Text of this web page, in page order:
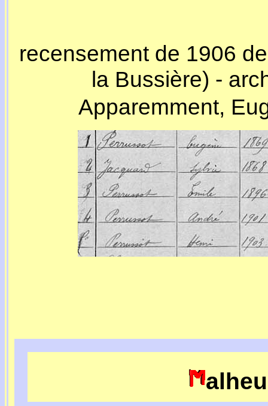
recensement de 1906
la Bussière) -
Apparemment,